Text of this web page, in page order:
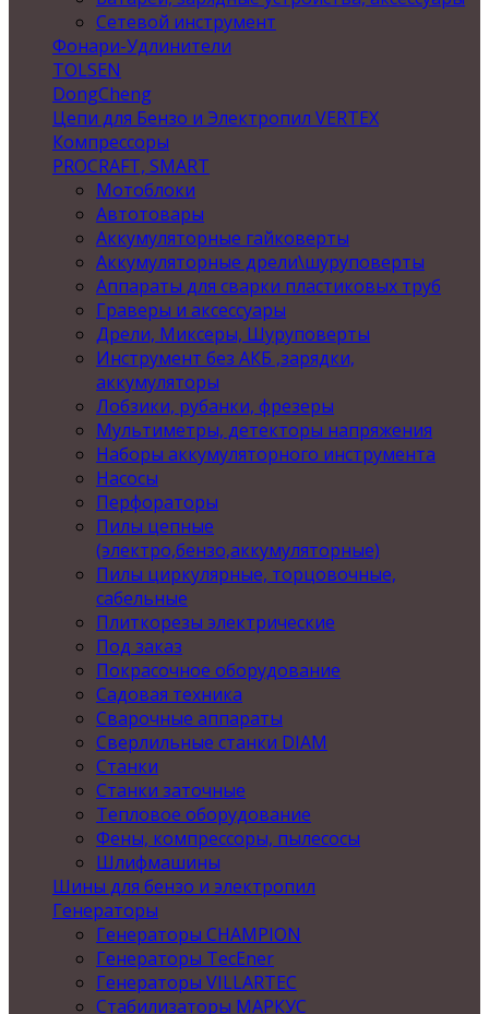
Сетевой инструмент
Фонари-Удлинители
TOLSEN
DongCheng
Цепи для Бензо и Электропил VERTEX
Компрессоры
PROCRAFT, SMART
Мотоблоки
Автотовары
Аккумуляторные гайковерты
Аккумуляторные дрели\шуруповерты
Аппараты для сварки пластиковых труб
Граверы и аксессуары
Дрели, Миксеры, Шуруповерты
Инструмент без АКБ ,зарядки,
аккумуляторы
Лобзики, рубанки, фрезеры
Мультиметры, детекторы напряжения
Наборы аккумуляторного инструмента
Насосы
Перфораторы
Пилы цепные
(электро,бензо,аккумуляторные)
Пилы циркулярные, торцовочные,
сабельные
Плиткорезы электрические
Под заказ
Покрасочное оборудование
Садовая техника
Сварочные аппараты
Сверлильные станки DIAM
Станки
Станки заточные
Тепловое оборудование
Фены, компрессоры, пылесосы
Шлифмашины
Шины для бензо и электропил
Генераторы
Генераторы CHAMPION
Генераторы TecEner
Генераторы VILLARTEC
Стабилизаторы МАРКУС